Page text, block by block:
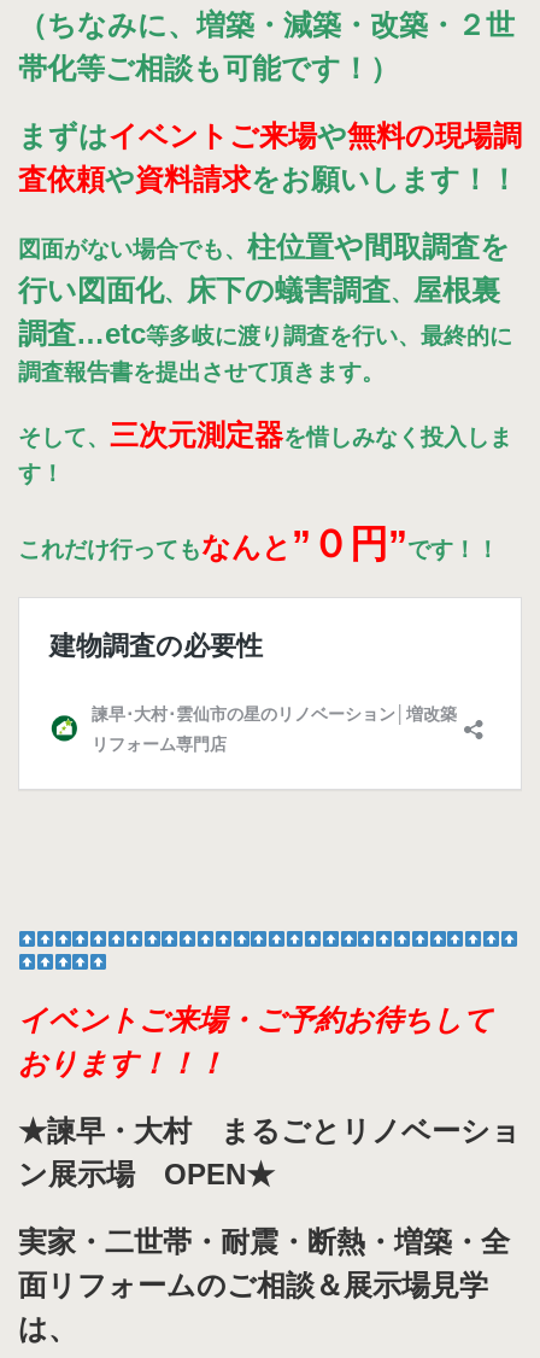
（ちなみに、増築・減築・改築・２世
帯化等ご相談も可能です！）
まずはイベントご来場や無料の現場調
査依頼や資料請求をお願いします！！
図面がない場合でも、 柱位置や間取調査を
行い図面化、 床下の蟻害調査、 屋根裏
調査…etc等多岐に渡り調査を行い、最終的に
調査報告書を提出させて頂きます。
そして、 三次元測定器を惜しみなく投入しま
す！
これだけ行ってもなんと ” ０円”です！！
イベントご来場・ご予約お待ちして
おります！！！
★諫早・大村 まるごとリノベーショ
ン展示場 OPEN★
実家・二世帯・耐震・断熱・増築・全
面リフォームのご相談＆展示場見学
は、